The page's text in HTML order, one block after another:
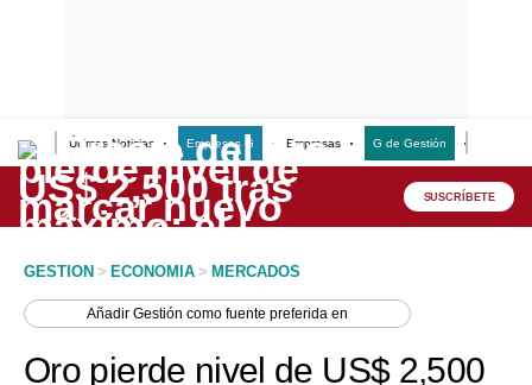
Últimas Noticias Empresas G Empresas G de Gestión
Lo último
Peru Quiosco SUSCRÍBETE
GESTION > ECONOMIA > MERCADOS
AñadirGestión como fuente preferida en
Oro pierde nivel de US$ 2,500